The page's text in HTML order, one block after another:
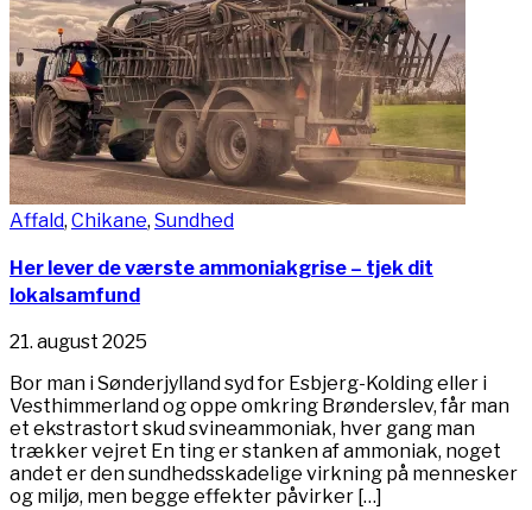
Affald, Chikane, Sundhed
Her lever de værste ammoniakgrise – tjek dit
lokalsamfund
21. august 2025
Bor man i Sønderjylland syd for Esbjerg-Kolding eller i
Vesthimmerland og oppe omkring Brønderslev, får man
et ekstrastort skud svineammoniak, hver gang man
trækker vejret En ting er stanken af ammoniak, noget
andet er den sundhedsskadelige virkning på mennesker
og miljø, men begge effekter påvirker […]